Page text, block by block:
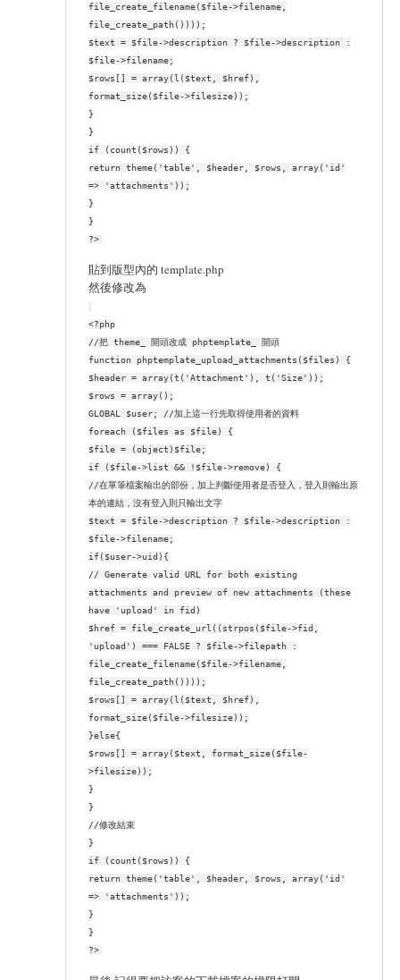
file_create_filename($file->filename,
file_create_path())));
$text = $file->description ? $file->description :
$file->filename;
$rows[] = array(l($text, $href),
format_size($file->filesize));
}
}
if (count($rows)) {
return theme('table', $header, $rows, array('id'
=> 'attachments'));
}
}
?>
貼到版型內的 template.php
然後修改為
<?php
//把 theme_ 開頭改成 phptemplate_ 開頭
function phptemplate_upload_attachments($files) {
$header = array(t('Attachment'), t('Size'));
$rows = array();
GLOBAL $user; //加上這一行先取得使用者的資料
foreach ($files as $file) {
$file = (object)$file;
if ($file->list && !$file->remove) {
//在單筆檔案輸出的部份，加上判斷使用者是否登入，登入則輸出原
本的連結，沒有登入則只輸出文字
$text = $file->description ? $file->description :
$file->filename;
if($user->uid){
// Generate valid URL for both existing
attachments and preview of new attachments (these
have 'upload' in fid)
$href = file_create_url((strpos($file->fid,
'upload') === FALSE ? $file->filepath :
file_create_filename($file->filename,
file_create_path())));
$rows[] = array(l($text, $href),
format_size($file->filesize));
}else{
$rows[] = array($text, format_size($file-
>filesize));
}
}
//修改結束
}
if (count($rows)) {
return theme('table', $header, $rows, array('id'
=> 'attachments'));
}
}
?>